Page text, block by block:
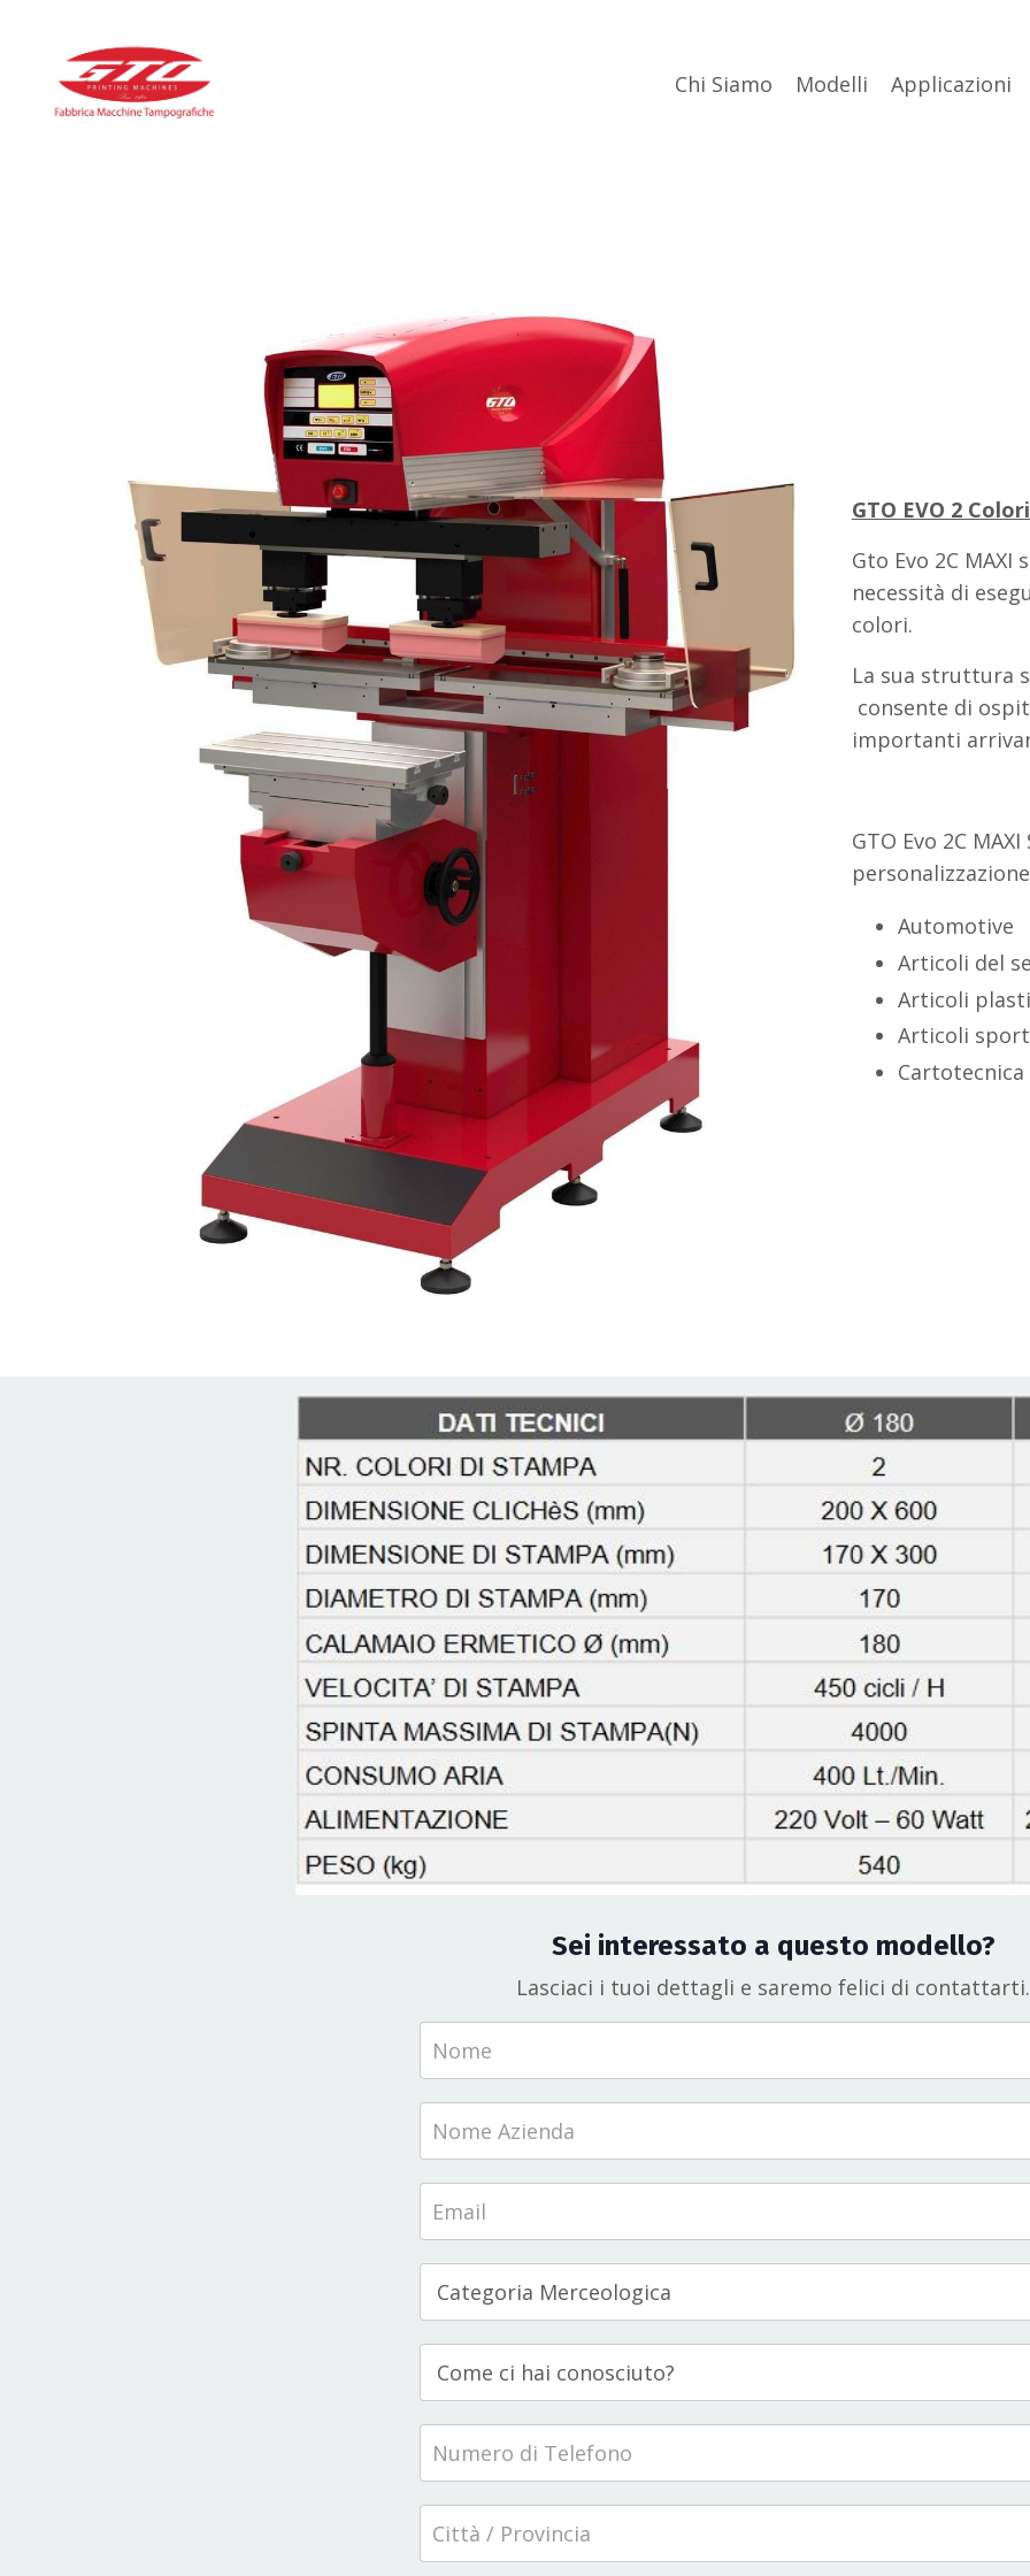
Chi Siamo Modelli Applicazioni
GTO EVO 2
Gto Evo 2C
necessità di
colori.
La sua struttura
consente di
importanti
GTO Evo 2C
Automotive
Articoli del
Articoli
Articoli
Cartotecnica
Sei interessato a questo modello?
Lasciaci i tuoi dettagli e saremo felici di contattarti.